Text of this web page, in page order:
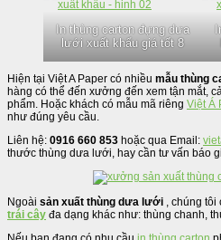
In thùng carton đựng dưa
lưới xuất khẩu giá tốt 8
Hiện tại Việt A Paper có nhiều mẫu thùng
hàng có thể đến xưởng đến xem tận mắt,
phẩm. Hoặc khách có mẫu mã riêng Việt Á
như đúng yêu cầu.
Liên hệ: 0916 660 853 hoặc qua Email:
thước thùng dưa lưới, hay cần tư vấn báo
Ngoài sản xuất thùng dưa lưới , chúng
trái cây đa dạng khác như: thùng chanh,